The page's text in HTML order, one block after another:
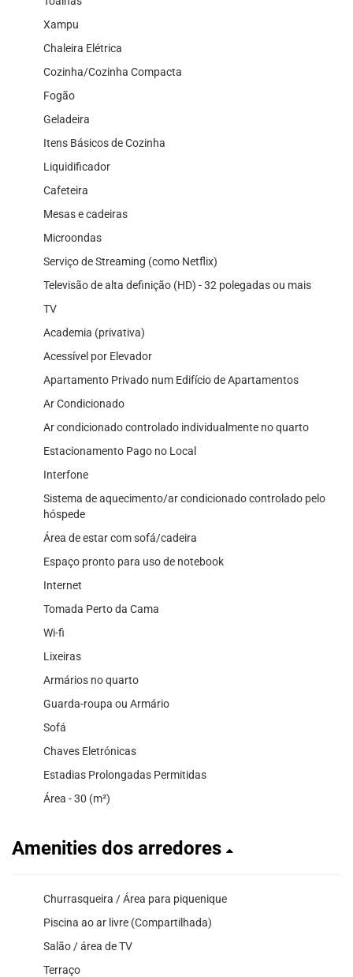
Xampu
Chaleira Elétrica
Cozinha/Cozinha Compacta
Fogão
Geladeira
Itens Básicos de Cozinha
Liquidificador
Cafeteira
Mesas e cadeiras
Microondas
Serviço de Streaming (como Netflix)
Televisão de alta definição (HD) - 32 polegadas ou mais
TV
Academia (privativa)
Acessível por Elevador
Apartamento Privado num Edifício de Apartamentos
Ar Condicionado
Ar condicionado controlado individualmente no quarto
Estacionamento Pago no Local
Interfone
Sistema de aquecimento/ar condicionado controlado pelo
hóspede
Área de estar com sofá/cadeira
Espaço pronto para uso de notebook
Internet
Tomada Perto da Cama
Wi-fi
Lixeiras
Armários no quarto
Guarda-roupa ou Armário
Sofá
Chaves Eletrónicas
Estadias Prolongadas Permitidas
Área - 30 (m²)
Amenities dos arredores
Churrasqueira / Área para piquenique
Piscina ao ar livre (Compartilhada)
Salão / área de TV
Terraço